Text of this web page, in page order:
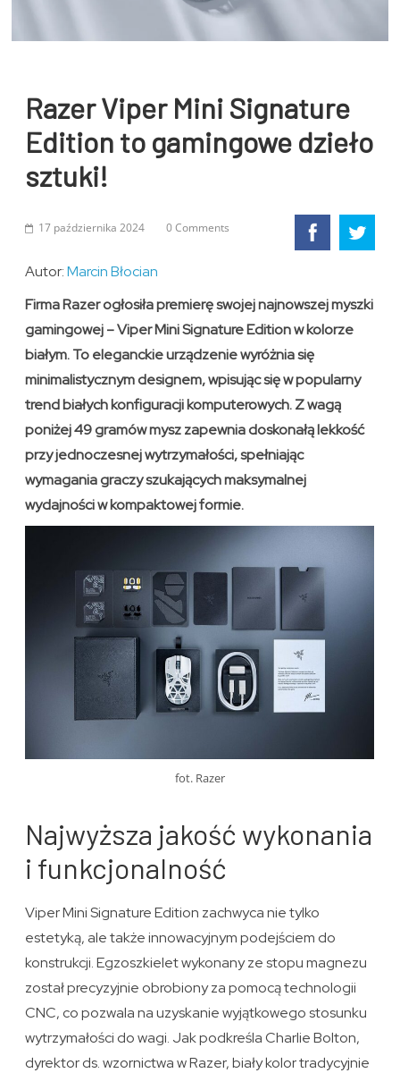
Razer Viper Mini Signature
Edition to gamingowe dzieło
sztuki!
17 października 2024 0 Comments
Autor:Marcin Błocian
Firma Razer ogłosiła premierę swojej najnowszej myszki
gamingowej – Viper Mini Signature Edition w kolorze
białym. To eleganckie urządzenie wyróżnia się
minimalistycznym designem, wpisując się w popularny
trend białych konfiguracji komputerowych. Z wagą
poniżej 49 gramów mysz zapewnia doskonałą lekkość
przy jednoczesnej wytrzymałości, spełniając
wymagania graczy szukających maksymalnej
wydajności w kompaktowej formie.
fot. Razer
Najwyższa jakość wykonania
i funkcjonalność
Viper Mini Signature Edition zachwyca nie tylko
estetyką, ale także innowacyjnym podejściem do
konstrukcji. Egzoszkielet wykonany ze stopu magnezu
został precyzyjnie obrobiony za pomocą technologii
CNC, co pozwala na uzyskanie wyjątkowego stosunku
wytrzymałości do wagi. Jak podkreśla Charlie Bolton,
dyrektor ds. wzornictwa w Razer, biały kolor tradycyjnie